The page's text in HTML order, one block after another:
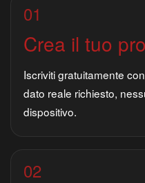
01
Crea il tuo
Iscriviti gratuitamente
dato reale richiesto,
dispositivo.
02